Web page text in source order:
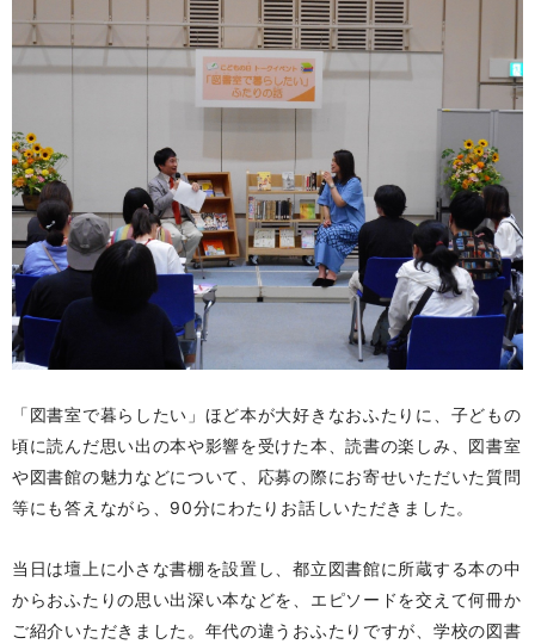
「図書室で暮らしたい」ほど本が大好きなおふたりに、子どもの
頃に読んだ思い出の本や影響を受けた本、読書の楽しみ、図書室
や図書館の魅力などについて、応募の際にお寄せいただいた質問
等にも答えながら、90分にわたりお話しいただきました。
当日は壇上に小さな書棚を設置し、都立図書館に所蔵する本の中
からおふたりの思い出深い本などを、エピソードを交えて何冊か
ご紹介いただきました。年代の違うおふたりですが、学校の図書